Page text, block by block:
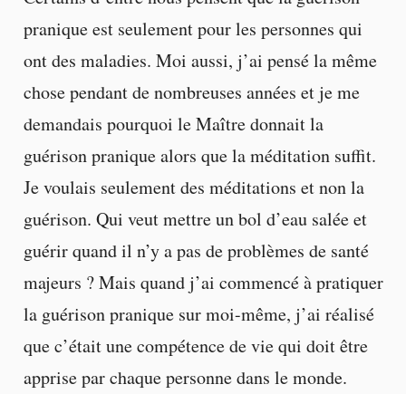
pranique est seulement pour les personnes qui
ont des maladies. Moi aussi, j’ai pensé la même
chose pendant de nombreuses années et je me
demandais pourquoi le Maître donnait la
guérison pranique alors que la méditation suffit.
Je voulais seulement des méditations et non la
guérison. Qui veut mettre un bol d’eau salée et
guérir quand il n’y a pas de problèmes de santé
majeurs ? Mais quand j’ai commencé à pratiquer
la guérison pranique sur moi-même, j’ai réalisé
que c’était une compétence de vie qui doit être
apprise par chaque personne dans le monde.